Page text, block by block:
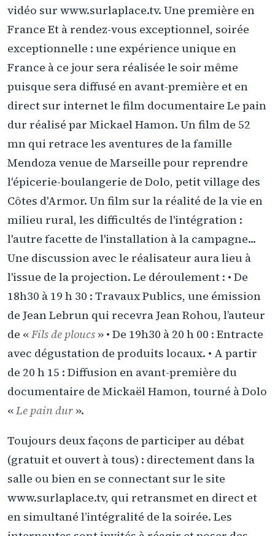
vidéo sur www.surlaplace.tv. Une première en
France Et à rendez-vous exceptionnel, soirée
exceptionnelle : une expérience unique en
France à ce jour sera réalisée le soir même
puisque sera diffusé en avant-première et en
direct sur internet le film documentaire Le pain
dur réalisé par Mickael Hamon. Un film de 52
mn qui retrace les aventures de la famille
Mendoza venue de Marseille pour reprendre
l'épicerie-boulangerie de Dolo, petit village des
Côtes d'Armor. Un film sur la réalité de la vie en
milieu rural, les difficultés de l'intégration :
l'autre facette de l'installation à la campagne...
Une discussion avec le réalisateur aura lieu à
l'issue de la projection. Le déroulement : • De
18h30 à 19 h 30 : Travaux Publics, une émission
de Jean Lebrun qui recevra Jean Rohou, l’auteur
de «Fils de ploucs » • De 19h30 à 20 h 00 : Entracte
avec dégustation de produits locaux. • A partir
de 20 h 15 : Diffusion en avant-première du
documentaire de Mickaël Hamon, tourné à Dolo
«Le pain dur ».
Toujours deux façons de participer au débat
(gratuit et ouvert à tous) : directement dans la
salle ou bien en se connectant sur le site
www.surlaplace.tv, qui retransmet en direct et
en simultané l’intégralité de la soirée. Les